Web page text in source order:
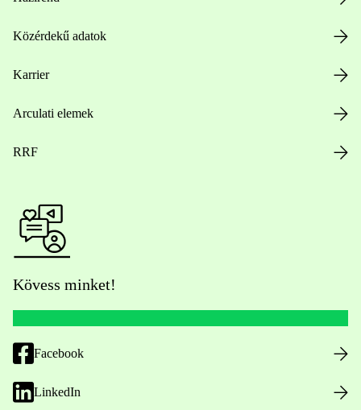
Közérdekű adatok
Karrier
Arculati elemek
RRF
Kövess minket!
Facebook
LinkedIn